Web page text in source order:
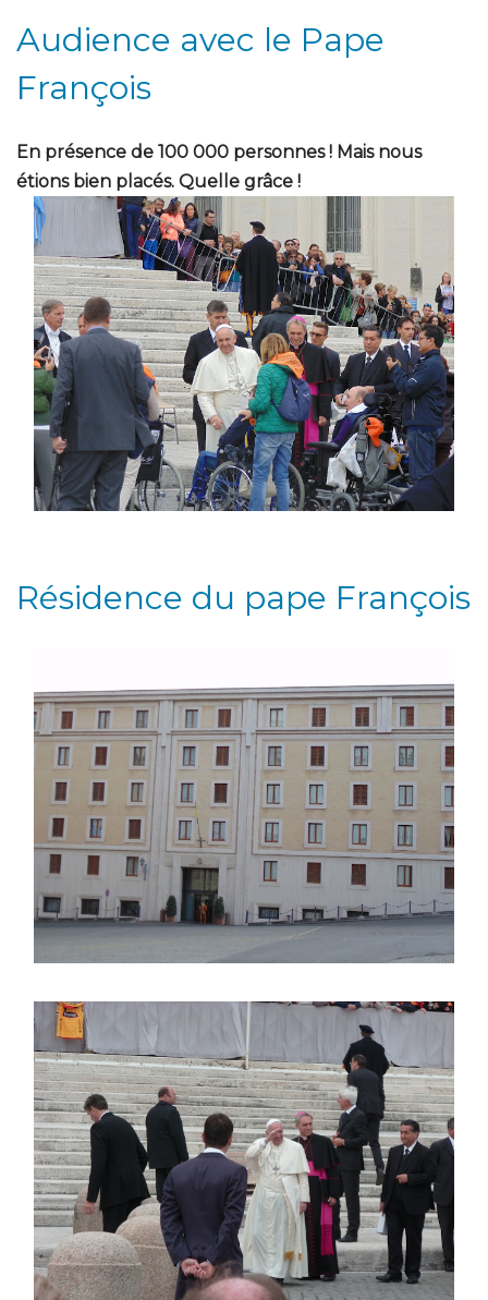
Audience avec le Pape
François
En présence de 100 000 personnes ! Mais nous
étions bien placés. Quelle grâce !
Résidence du pape François